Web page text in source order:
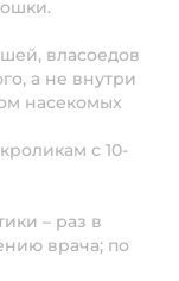
власоедов
а не внутри
насекомых
с 10-
– раз в
врача; по